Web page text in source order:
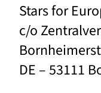
Stars for
c/o
DE – 53111